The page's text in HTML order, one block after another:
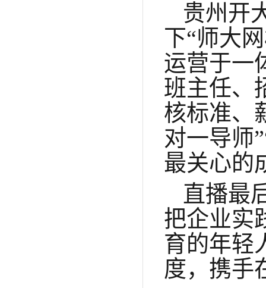
贵州开
下“师大
运营于一
班主任、
核标准、
对一导师
最关心的
直播最
把企业实
育的年轻
度，携手